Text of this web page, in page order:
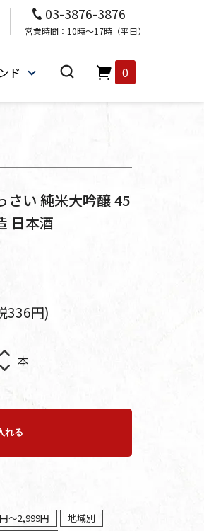
03-3876-3876
営業時間：10時～17時（平日）
ド 0
さい 純米大吟醸 45
日本酒
336円)
本
れる
～2,999円
地域別